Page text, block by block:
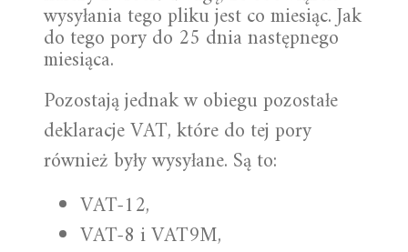
wysyłania tego pliku jest co miesiąc. Jak
do tego pory do 25 dnia następnego
miesiąca.
Pozostają jednak w obiegu pozostałe
deklaracje VAT, które do tej pory
również były wysyłane. Są to:
VAT-12,
VAT-8 i VAT9M,